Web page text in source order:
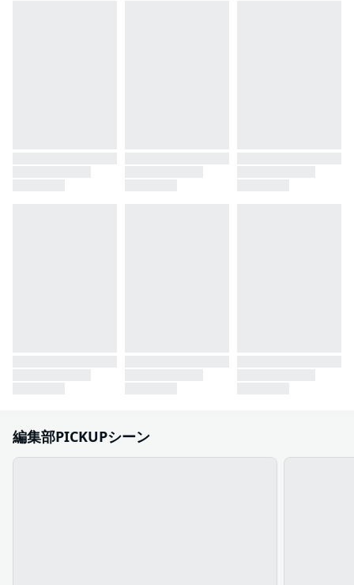
編集部PICKUPシーン